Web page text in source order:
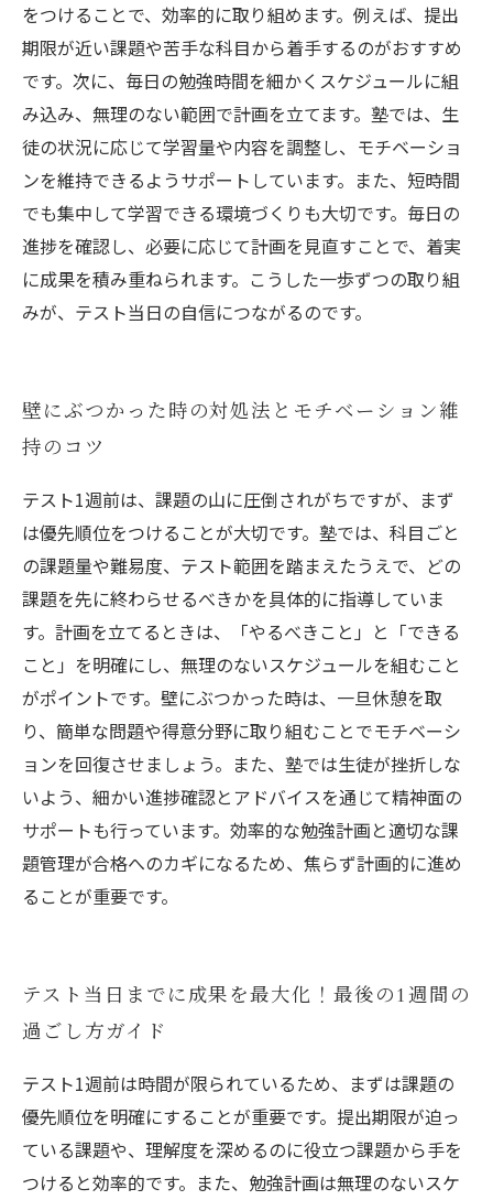
をつけることで、効率的に取り組めます。例えば、提出
期限が近い課題や苦手な科目から着手するのがおすすめ
です。次に、毎日の勉強時間を細かくスケジュールに組
み込み、無理のない範囲で計画を立てます。塾では、生
徒の状況に応じて学習量や内容を調整し、モチベーショ
ンを維持できるようサポートしています。また、短時間
でも集中して学習できる環境づくりも大切です。毎日の
進捗を確認し、必要に応じて計画を見直すことで、着実
に成果を積み重ねられます。こうした一歩ずつの取り組
みが、テスト当日の自信につながるのです。
壁にぶつかった時の対処法とモチベーション維
持のコツ
テスト1週前は、課題の山に圧倒されがちですが、まず
は優先順位をつけることが大切です。塾では、科目ごと
の課題量や難易度、テスト範囲を踏まえたうえで、どの
課題を先に終わらせるべきかを具体的に指導していま
す。計画を立てるときは、「やるべきこと」と「できる
こと」を明確にし、無理のないスケジュールを組むこと
がポイントです。壁にぶつかった時は、一旦休憩を取
り、簡単な問題や得意分野に取り組むことでモチベーシ
ョンを回復させましょう。また、塾では生徒が挫折しな
いよう、細かい進捗確認とアドバイスを通じて精神面の
サポートも行っています。効率的な勉強計画と適切な課
題管理が合格へのカギになるため、焦らず計画的に進め
ることが重要です。
テスト当日までに成果を最大化！最後の1週間の
過ごし方ガイド
テスト1週前は時間が限られているため、まずは課題の
優先順位を明確にすることが重要です。提出期限が迫っ
ている課題や、理解度を深めるのに役立つ課題から手を
つけると効率的です。また、勉強計画は無理のないスケ